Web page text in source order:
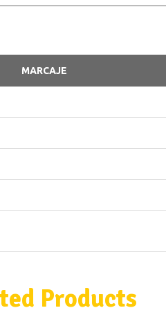
MARCAJE
Products